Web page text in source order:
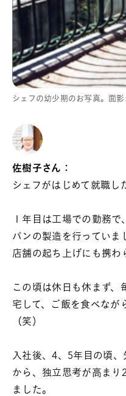
シェフの幼少期のお写真。面影
佐樹子さん：
シェフがはじめて就職し
１年目は工場での勤務
パンの製造を行っていま
店舗の起ち上げにも携わ
この頃は休日も休まず、
宅して、ご飯を食べなが
（笑）
入社後、4、5年目の頃
から、独立思考が高まり
ました。